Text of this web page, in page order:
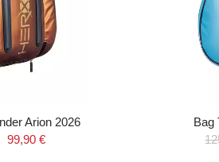
Arion 2026
99,90 €
Bag